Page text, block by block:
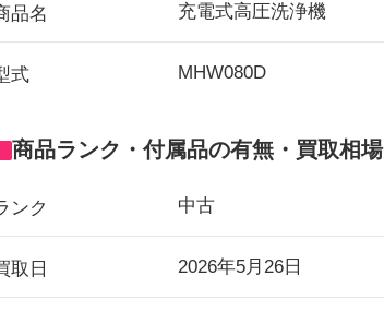
品名 充電式高圧洗浄機
式 MHW080D
商品ランク・付属品の有無・買取相場
ンク 中古
取日 2026年5月26日